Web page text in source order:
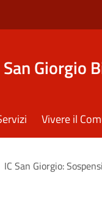
Giorgio
Vivere il
IC San Giorgio: